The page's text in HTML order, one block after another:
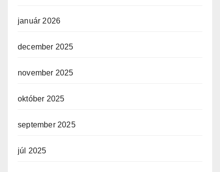
január 2026
december 2025
november 2025
október 2025
september 2025
júl 2025